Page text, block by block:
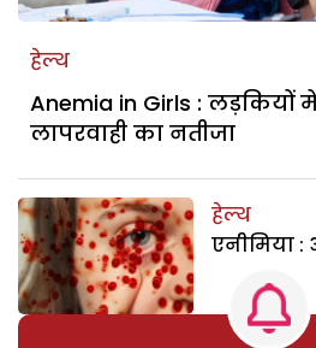
हेल्थ
Anemia in Girls : लड़कियों
लापरवाही का नतीजा
हेल्थ
एनीमिया